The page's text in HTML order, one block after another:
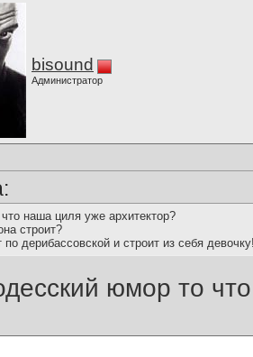
bisound
Администратор
наша циля уже архитектор?
строит?
по дерибассовской и строит из себя
юмор то